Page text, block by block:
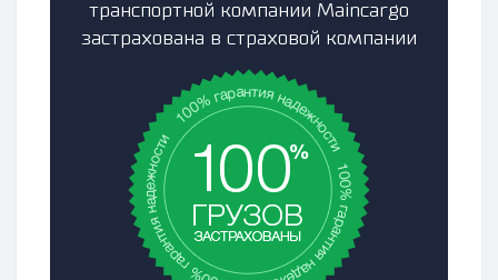
транспортной компании Maincargo
застрахована в страховой компании